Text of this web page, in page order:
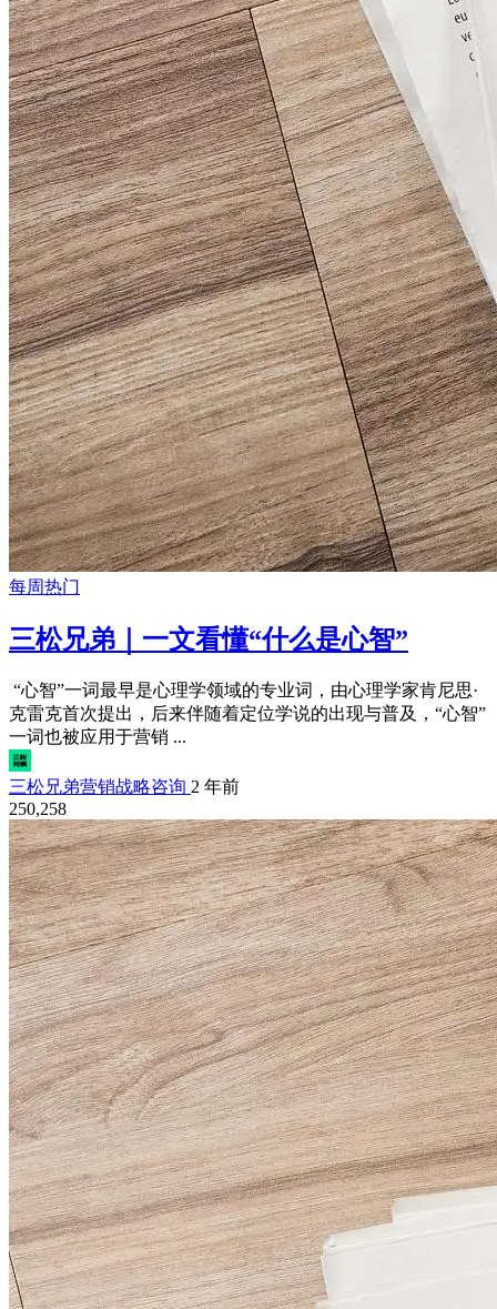
每周热门
三松兄弟｜一文看懂“什么是心智”
“心智”一词最早是心理学领域的专业词，由心理学家肯尼思·
克雷克首次提出，后来伴随着定位学说的出现与普及，“心智”
一词也被应用于营销 ...
三松兄弟营销战略咨询 2 年前
250,258